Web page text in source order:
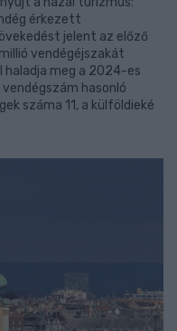
érkezett
jelent az előző
vendégéjszakát
haladja meg a 2024-es
hasonló
száma 11, a külföldieké